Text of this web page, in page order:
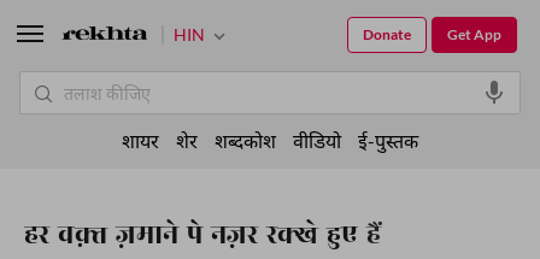
हर वक़्त ज़माने पे नज़र रक्खे हुए हैं
HIN Get App
Donate
शायर शेर शब्दकोश वीडियो ई-पुस्तक